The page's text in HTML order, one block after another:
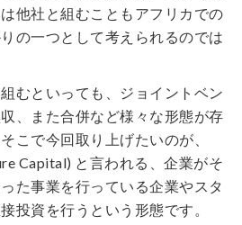
他社と組むこともアフリカでの
の一つとして考えられるのでは
むといっても、ジョイントベン
、また合併など様々な形態が存
こで今回取り上げたいのが、
Capital) と言われる、企業がそ
た事業を行っている企業やスタ
投資を行うという形態です。